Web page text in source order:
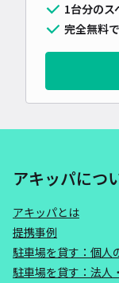
1台分のス
完全無料
アキッパにつ
アキッパとは
提携事例
駐車場を貸す：個人
駐車場を貸す：法人